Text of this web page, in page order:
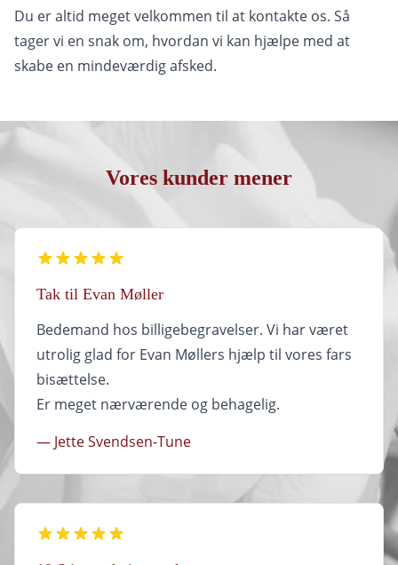
Du er altid meget velkommen til at kontakte os. Så
tager vi en snak om, hvordan vi kan hjælpe med at
skabe en mindeværdig afsked.
Vores kunder mener
Tak til Evan Møller
Bedemand hos billigebegravelser. Vi har været
utrolig glad for Evan Møllers hjælp til vores fars
bisættelse.
Er meget nærværende og behagelig.
— Jette Svendsen-Tune